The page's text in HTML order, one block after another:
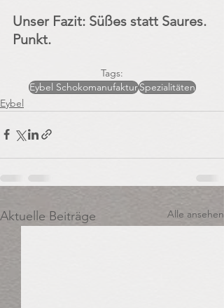
Unser Fazit: Süßes statt Saures.
Punkt.
Tags:
Eybel SchokomanufakturSpezialitäten
Eybel
Aktuelle Beiträge Alle ansehen